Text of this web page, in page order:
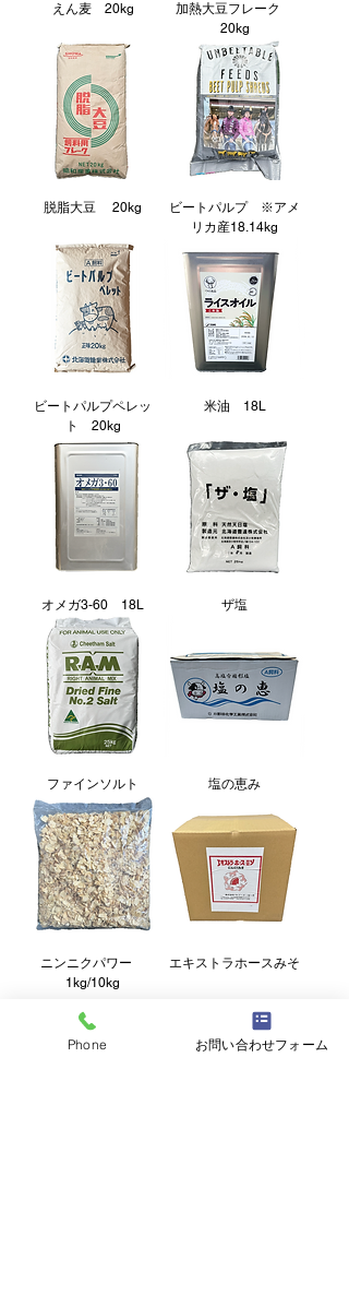
えん麦 20kg
加熱大豆フレーク
20kg
脱脂大豆 20kg
ビートパルプ ※アメ
リカ産18.14kg
ビートパルプペレッ
ト 20kg
米油 18L
オメガ3-60 18L ザ塩
ファインソルト 塩の恵み
ニンニクパワー
1kg/10kg
エキストラホースみそ
Phone お問い合わせフォーム